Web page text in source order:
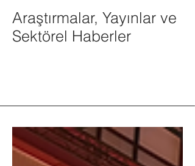
Araştırmalar, Yayınlar ve
Sektörel Haberler